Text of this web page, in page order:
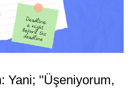
Yani; ''Üşeniyorum,